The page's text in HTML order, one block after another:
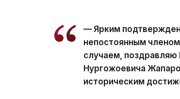
— Ярким
непостоянным
случаем,
Нургожоевича
историческим